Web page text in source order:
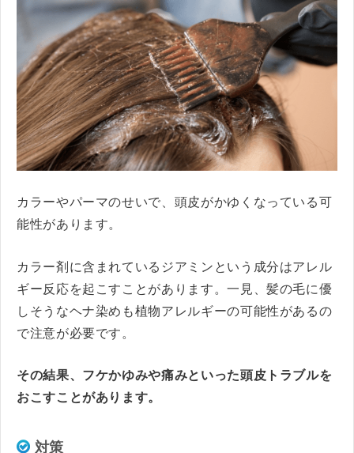
カラーやパーマのせいで、頭皮がかゆくなっている可
能性があります。
カラー剤に含まれているジアミンという成分はアレル
ギー反応を起こすことがあります。一見、髪の毛に優
しそうなヘナ染めも植物アレルギーの可能性があるの
で注意が必要です。
その結果、フケかゆみや痛みといった頭皮トラブルを
おこすことがあります。
対策